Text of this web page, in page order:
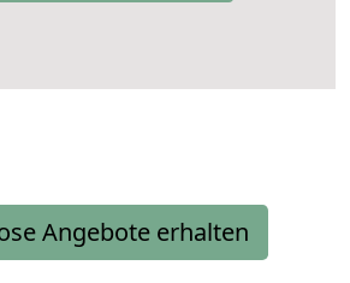
Angebote erhalten